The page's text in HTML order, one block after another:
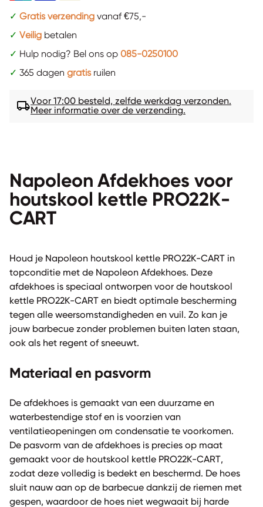
✓ Gratis verzending vanaf €75,-
✓ Veilig betalen
✓ Hulp nodig? Bel ons op 085-0250100
✓ 365 dagen gratisruilen
local_shippingVoor 17:00 besteld, zelfde werkdag verzonden.
Meer informatie over de verzending.
Napoleon Afdekhoes voor
houtskool kettle PRO22K-
CART
Houd je Napoleon houtskool kettle PRO22K-CART in
topconditie met de Napoleon Afdekhoes. Deze
afdekhoes is speciaal ontworpen voor de houtskool
kettle PRO22K-CART en biedt optimale bescherming
tegen alle weersomstandigheden en vuil. Zo kan je
jouw barbecue zonder problemen buiten laten staan,
ook als het regent of sneeuwt.
Materiaal en pasvorm
De afdekhoes is gemaakt van een duurzame en
waterbestendige stof en is voorzien van
ventilatieopeningen om condensatie te voorkomen.
De pasvorm van de afdekhoes is precies op maat
gemaakt voor de houtskool kettle PRO22K-CART,
zodat deze volledig is bedekt en beschermd. De hoes
sluit nauw aan op de barbecue dankzij de riemen met
gespen, waardoor de hoes niet wegwaait bij harde